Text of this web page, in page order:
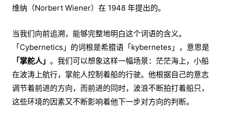
维纳（Norbert Wiener）在 1948 年提出的。
当我们向前追溯，能够完整地明白这个词语的含义。
「Cybernetics」的词根是希腊语「kybernetes」，意思是
「掌舵人」 。我们可以想象这样一幅场景：茫茫海上，小船
在波涛上航行，掌舵人控制着船的行驶。他根据自己的意志
调节着前进的方向，而前进的同时，波浪不断拍打着船只，
这些环境的因素又不断影响着他下一步对方向的判断。